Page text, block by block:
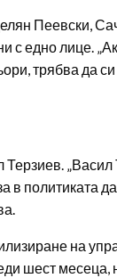
Пеевски,
с едно лице.
трябва да
Терзиев.
в политиката
на
шест месеца,